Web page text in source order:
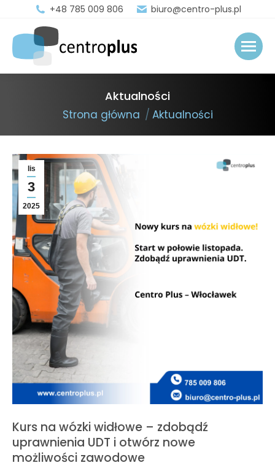
+48 785 009 806 biuro@centro-plus.pl
Aktualności
You are here:
Strona główna Aktualności
lis
3
2025
Kurs na wózki widłowe – zdobądź
uprawnienia UDT i otwórz nowe
możliwości zawodowe